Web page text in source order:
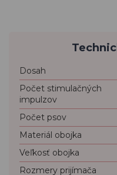
Dosah
Počet stimulačných
impulzov
Počet psov
Materiál obojka
Veľkosť obojka
Rozmery prijímača